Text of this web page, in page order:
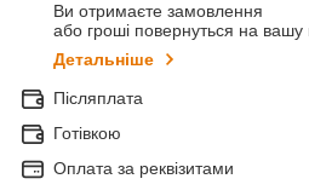
Ви отримаєте замовлення
або гроші повернуться на вашу
Детальніше
Післяплата
Готівкою
Оплата за реквізитами